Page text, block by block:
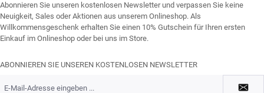
Abonnieren Sie unseren kostenlosen Newsletter und verpassen Sie keine
Neuigkeit, Sales oder Aktionen aus unserem Onlineshop. Als
Willkommensgeschenk erhalten Sie einen 10% Gutschein für Ihren ersten
Einkauf im Onlineshop oder bei uns im Store.
ABONNIEREN SIE UNSEREN KOSTENLOSEN NEWSLETTER
Mail-